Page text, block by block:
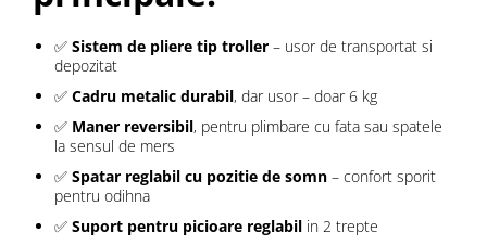
✅ Sistem de pliere tip troller – usor de transportat si
depozitat
✅ Cadru metalic durabil, dar usor – doar 6 kg
✅ Maner reversibil, pentru plimbare cu fata sau spatele
la sensul de mers
✅ Spatar reglabil cu pozitie de somn – confort sporit
pentru odihna
✅ Suport pentru picioare reglabil in 2 trepte